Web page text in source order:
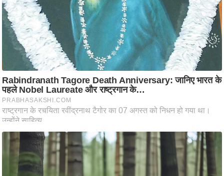
ण
स
म
सा
यि
क
मा
तृ
मि
स्तं
भ